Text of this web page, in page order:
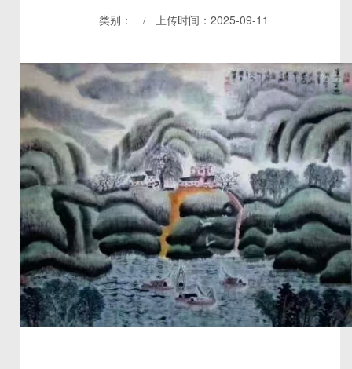
类别： 上传时间：2025-09-11